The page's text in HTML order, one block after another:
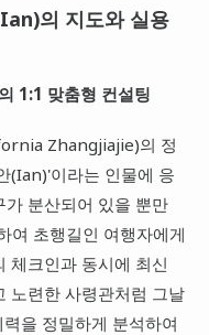
의 지도와 실용
1:1 맞춤형 컨설팅
Zhangjiajie)의 정
(Ian)'이라는 인물에 응
분산되어 있을 뿐만
여 초행길인 여행자에게
체크인과 동시에 최신
노련한 사령관처럼 그날
을 정밀하게 분석하여